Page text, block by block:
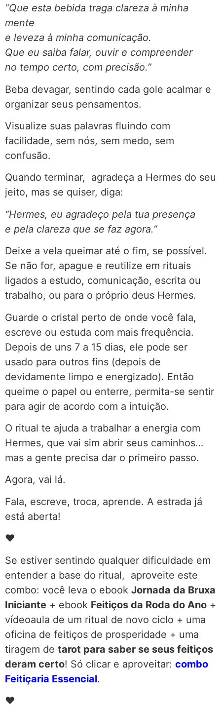
“Que esta bebida traga clareza à minha
mente
e leveza à minha comunicação.
Que eu saiba falar, ouvir e compreender
no tempo certo, com precisão.”
Beba devagar, sentindo cada gole acalmar e
organizar seus pensamentos.
Visualize suas palavras fluindo com
facilidade, sem nós, sem medo, sem
confusão.
Quando terminar, agradeça a Hermes do seu
jeito, mas se quiser, diga:
“Hermes, eu agradeço pela tua presença
e pela clareza que se faz agora.”
Deixe a vela queimar até o fim, se possível.
Se não for, apague e reutilize em rituais
ligados a estudo, comunicação, escrita ou
trabalho, ou para o próprio deus Hermes.
Guarde o cristal perto de onde você fala,
escreve ou estuda com mais frequência.
Depois de uns 7 a 15 dias, ele pode ser
usado para outros fins (depois de
devidamente limpo e energizado). Então
queime o papel ou enterre, permita-se sentir
para agir de acordo com a intuição.
O ritual te ajuda a trabalhar a energia com
Hermes, que vai sim abrir seus caminhos…
mas a gente precisa dar o primeiro passo.
Agora, vai lá.
Fala, escreve, troca, aprende. A estrada já
está aberta!
♥
Se estiver sentindo qualquer dificuldade em
entender a base do ritual, aproveite este
combo: você leva o ebook Jornada da Bruxa
Iniciante + ebook Feitiços da Roda do Ano +
vídeoaula de um ritual de novo ciclo + uma
oficina de feitiços de prosperidade + uma
tiragem de tarot para saber se seus feitiços
deram certo! Só clicar e aproveitar: combo
Feitiçaria Essencial.
♥